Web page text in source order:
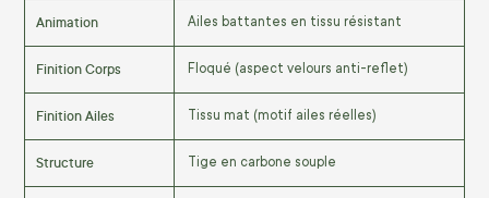
Animation Ailes battantes en tissu résistant
Finition Corps Floqué (aspect velours anti-reflet)
Finition Ailes Tissu mat (motif ailes réelles)
Structure Tige en carbone souple